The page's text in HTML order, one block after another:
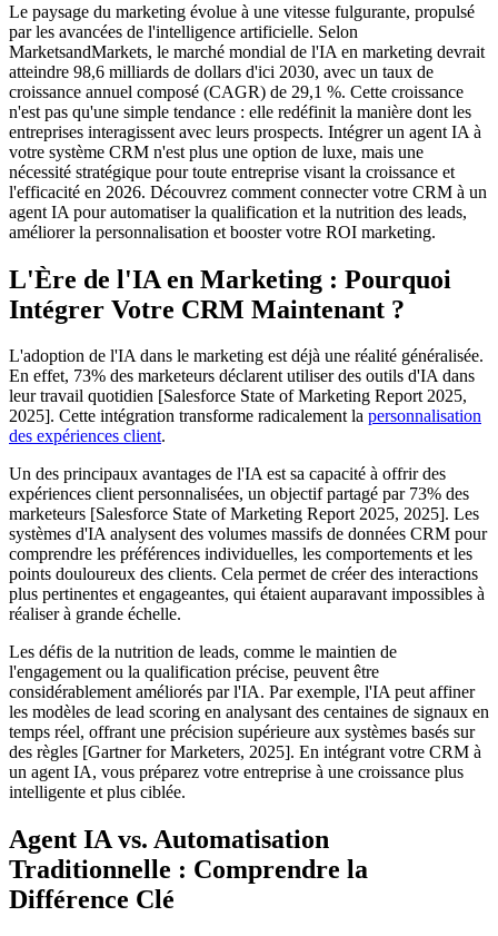
Le paysage du marketing évolue à une vitesse fulgurante, propulsé
par les avancées de l'intelligence artificielle. Selon
MarketsandMarkets, le marché mondial de l'IA en marketing devrait
atteindre 98,6 milliards de dollars d'ici 2030, avec un taux de
croissance annuel composé (CAGR) de 29,1 %. Cette croissance
n'est pas qu'une simple tendance : elle redéfinit la manière dont les
entreprises interagissent avec leurs prospects. Intégrer un agent IA à
votre système CRM n'est plus une option de luxe, mais une
nécessité stratégique pour toute entreprise visant la croissance et
l'efficacité en 2026. Découvrez comment connecter votre CRM à un
agent IA pour automatiser la qualification et la nutrition des leads,
améliorer la personnalisation et booster votre ROI marketing.
L'Ère de l'IA en Marketing : Pourquoi
Intégrer Votre CRM Maintenant ?
L'adoption de l'IA dans le marketing est déjà une réalité généralisée.
En effet, 73% des marketeurs déclarent utiliser des outils d'IA dans
leur travail quotidien [Salesforce State of Marketing Report 2025,
2025]. Cette intégration transforme radicalement la personnalisation
des expériences client.
Un des principaux avantages de l'IA est sa capacité à offrir des
expériences client personnalisées, un objectif partagé par 73% des
marketeurs [Salesforce State of Marketing Report 2025, 2025]. Les
systèmes d'IA analysent des volumes massifs de données CRM pour
comprendre les préférences individuelles, les comportements et les
points douloureux des clients. Cela permet de créer des interactions
plus pertinentes et engageantes, qui étaient auparavant impossibles à
réaliser à grande échelle.
Les défis de la nutrition de leads, comme le maintien de
l'engagement ou la qualification précise, peuvent être
considérablement améliorés par l'IA. Par exemple, l'IA peut affiner
les modèles de lead scoring en analysant des centaines de signaux en
temps réel, offrant une précision supérieure aux systèmes basés sur
des règles [Gartner for Marketers, 2025]. En intégrant votre CRM à
un agent IA, vous préparez votre entreprise à une croissance plus
intelligente et plus ciblée.
Agent IA vs. Automatisation
Traditionnelle : Comprendre la
Différence Clé